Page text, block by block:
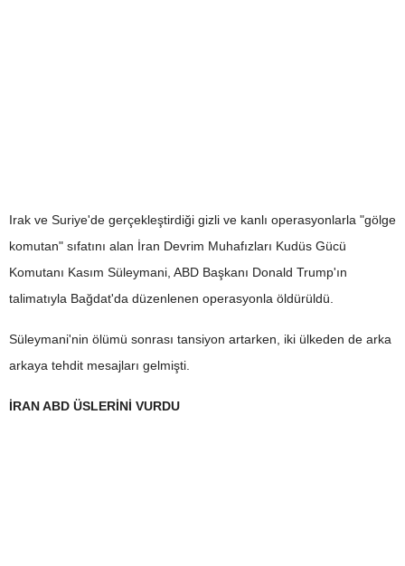
Irak ve Suriye'de gerçekleştirdiği gizli ve kanlı operasyonlarla "gölge
komutan" sıfatını alan İran Devrim Muhafızları Kudüs Gücü
Komutanı Kasım Süleymani, ABD Başkanı Donald Trump'ın
talimatıyla Bağdat'da düzenlenen operasyonla öldürüldü.
Süleymani'nin ölümü sonrası tansiyon artarken, iki ülkeden de arka
arkaya tehdit mesajları gelmişti.
İRAN ABD ÜSLERİNİ VURDU